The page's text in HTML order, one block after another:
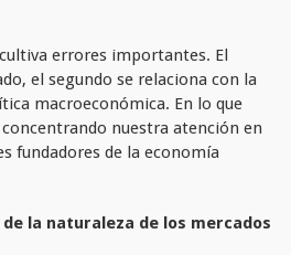
errores importantes. El
el segundo se relaciona con la
macroeconómica. En lo que
nuestra atención en
fundadores de la economía
la naturaleza de los mercados